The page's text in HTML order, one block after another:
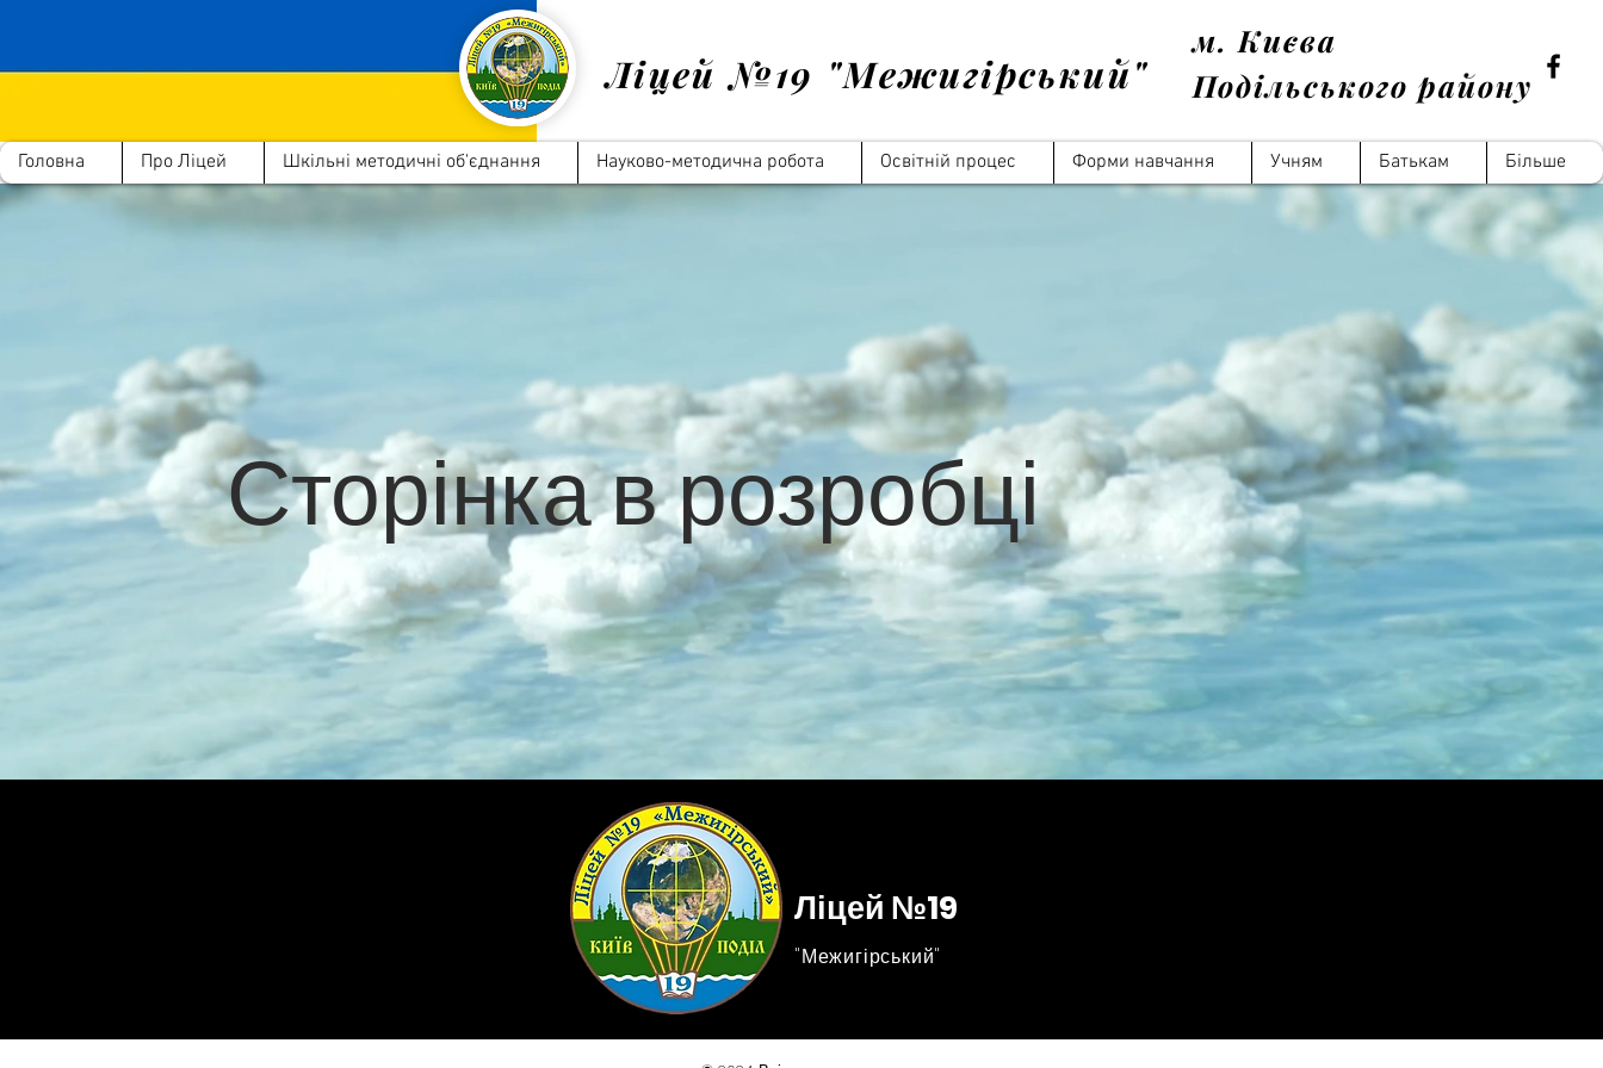
Ліцей №19 "Межигірський"
м. Києва
Подільського району
Головна Про Ліцей Шкільні методичні об'єднання Науково-методична робота Освітній процес Форми навчання Учням Батькам Більше
Сторінка в розробці
Ліцей №19
"Межигірський"